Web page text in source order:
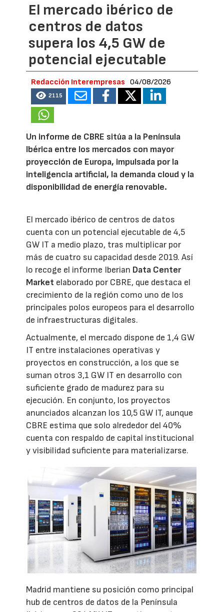
El mercado ibérico de
centros de datos
supera los 4,5 GW de
potencial ejecutable
Redacción Interempresas 04/08/2026
2115
Un informe de CBRE sitúa a la Península
Ibérica entre los mercados con mayor
proyección de Europa, impulsada por la
inteligencia artificial, la demanda cloud y la
disponibilidad de energía renovable.
El mercado ibérico de centros de datos
cuenta con un potencial ejecutable de 4,5
GW IT a medio plazo, tras multiplicar por
más de cuatro su capacidad desde 2019. Así
lo recoge el informe Iberian Data Center
Market elaborado por CBRE, que destaca el
crecimiento de la región como uno de los
principales polos europeos para el desarrollo
de infraestructuras digitales.
Actualmente, el mercado dispone de 1,4 GW
IT entre instalaciones operativas y
proyectos en construcción, a los que se
suman otros 3,1 GW IT en desarrollo con
suficiente grado de madurez para su
ejecución. En conjunto, los proyectos
anunciados alcanzan los 10,5 GW IT, aunque
CBRE estima que solo alrededor del 40%
cuenta con respaldo de capital institucional
y visibilidad suficiente para materializarse.
Madrid mantiene su posición como principal
hub de centros de datos de la Península